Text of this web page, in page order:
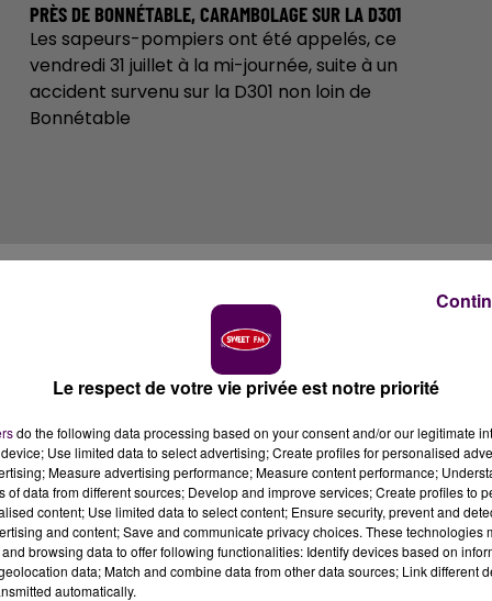
PRÈS DE BONNÉTABLE, CARAMBOLAGE SUR LA D301
Les sapeurs-pompiers ont été appelés, ce
vendredi 31 juillet à la mi-journée, suite à un
accident survenu sur la D301 non loin de
Bonnétable
Le respect de votre vie privée est notre priorité
do the following data processing based on your consent and/or our legitimate
Use limited data to select advertising; Create profiles for personalised
Measure advertising performance; Measure content performance;
of data from different sources; Develop and improve services; Create profiles to
content; Use limited data to select content; Ensure security, prevent and
and content; Save and communicate privacy choices. These technologies
browsing data to offer following functionalities: Identify devices based on
data; Match and combine data from other data sources; Link different
automatically.